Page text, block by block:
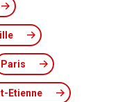
Paris
Etienne